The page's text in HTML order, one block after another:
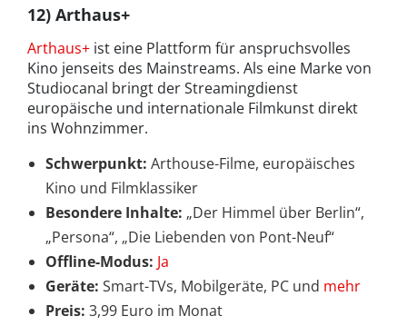
12) Arthaus+
Arthaus+ ist eine Plattform für anspruchsvolles
Kino jenseits des Mainstreams. Als eine Marke von
Studiocanal bringt der Streamingdienst
europäische und internationale Filmkunst direkt
ins Wohnzimmer.
Schwerpunkt: Arthouse-Filme, europäisches
Kino und Filmklassiker
Besondere Inhalte: „Der Himmel über Berlin“,
„Persona“, „Die Liebenden von Pont-Neuf“
Offline-Modus: Ja
Geräte: Smart-TVs, Mobilgeräte, PC und mehr
Preis: 3,99 Euro im Monat